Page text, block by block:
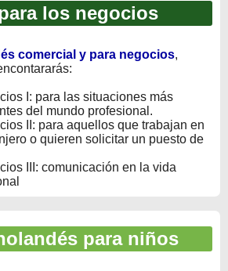
los negocios
comercial y para negocios,
I: para las situaciones más
del mundo profesional.
II: para aquellos que trabajan en
o quieren solicitar un puesto de
III: comunicación en la vida
para niños